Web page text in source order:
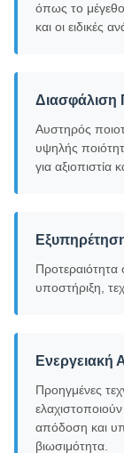
όπως το
και οι ειδικές
Διασφάλιση
Αυστηρός
υψηλής
για αξιοπιστία
Προτεραιότητα
υποστήριξη,
Ενεργειακή
Προηγμένες
απόδοση και
βιωσιμότητα.